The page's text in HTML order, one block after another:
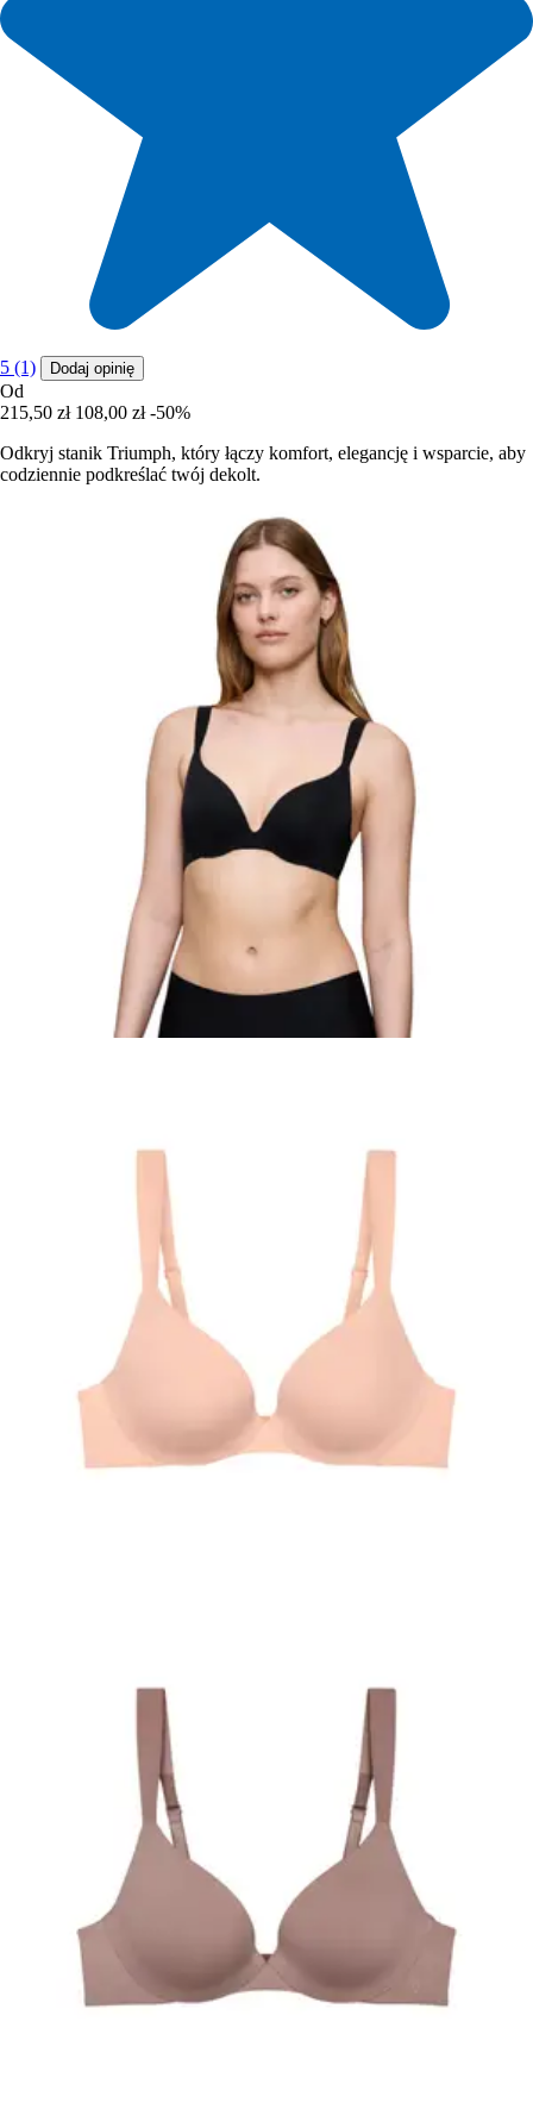
5 (1) Dodaj opinię
Od
215,50 zł 108,00 zł -50%
Odkryj stanik Triumph, który łączy komfort, elegancję i wsparcie, aby
codziennie podkreślać twój dekolt.